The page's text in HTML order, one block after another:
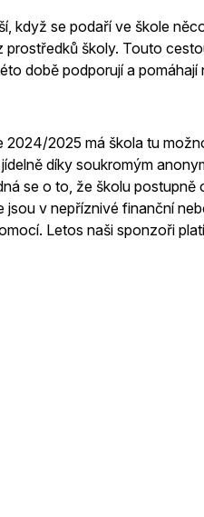
když se podaří ve škole
školy. Touto
době podporují a
2024/2025 má škola tu
díky soukromým
se o to, že školu
jsou v nepříznivé finanční
Letos naši sponzoři